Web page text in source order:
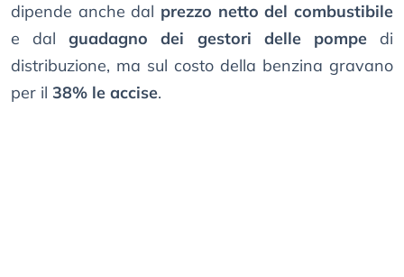
dipende anche dal prezzo netto del combustibile
e dalguadagno dei gestori delle pompedi
distribuzione, ma sul costo della benzina gravano
per il 38% le accise.